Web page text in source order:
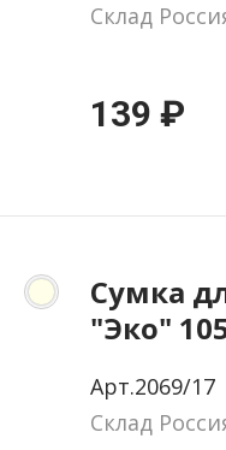
Склад
139 ₽
Сумка
"Эко"
Арт.2069/17
Склад